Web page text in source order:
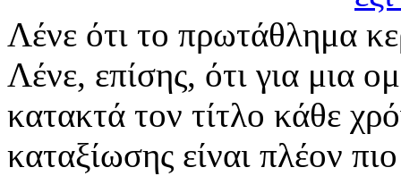
Λένε ότι το πρωτάθλημα
Λένε, επίσης, ότι για μια
κατακτά τον τίτλο κάθε
καταξίωσης είναι πλέον